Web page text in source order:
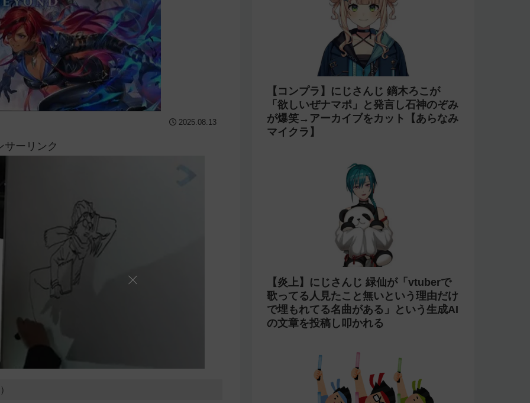
2025.08.13
サーリンク
【コンプラ】にじさんじ 鏑木ろこが
「欲しいぜナマポ」と発言し石神のぞみ
が爆笑→アーカイブをカット【あらなみ
マイクラ】
【炎上】にじさんじ 緑仙が「vtuberで
歌ってる人見たこと無いという理由だけ
で埋もれてる名曲がある」という生成AI
の文章を投稿し叩かれる